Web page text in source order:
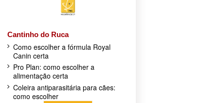
Cantinho do Ruca
Como escolher a fórmula Royal
Canin certa
Pro Plan: como escolher a
alimentação certa
Coleira antiparasitária para cães:
como escolher